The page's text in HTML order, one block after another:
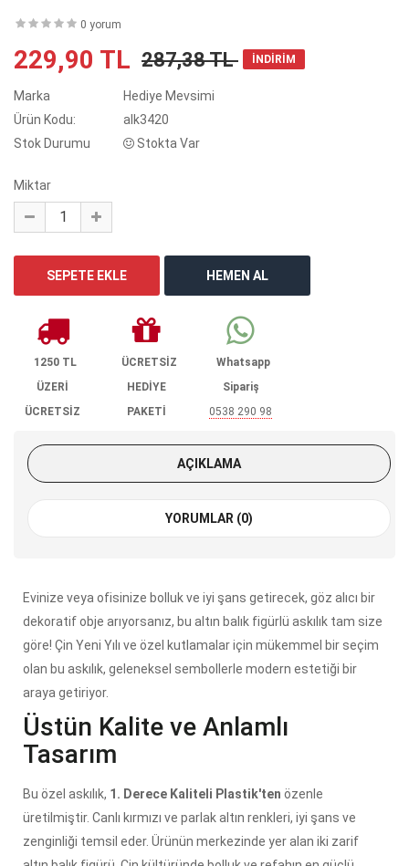
0 yorum
229,90 TL 287,38 TL İNDİRİM
Marka
Hediye Mevsimi
Ürün Kodu:
alk3420
Stok Durumu
Stokta Var
Miktar
1250 TL
ÜZERİ
ÜCRETSİZ
ÜCRETSİZ
HEDİYE
PAKETİ
Whatsapp
Sipariş
0538 290 98
AÇIKLAMA
YORUMLAR (0)
Evinize veya ofisinize bolluk ve iyi şans getirecek, göz alıcı bir
dekoratif obje arıyorsanız, bu altın balık figürlü askılık tam size
göre! Çin Yeni Yılı ve özel kutlamalar için mükemmel bir seçim
olan bu askılık, geleneksel sembollerle modern estetiği bir
araya getiriyor.
Üstün Kalite ve Anlamlı
Tasarım
Bu özel askılık, 1. Derece Kaliteli Plastik'ten özenle
üretilmiştir. Canlı kırmızı ve parlak altın renkleri, iyi şans ve
zenginliği temsil eder. Ürünün merkezinde yer alan iki zarif